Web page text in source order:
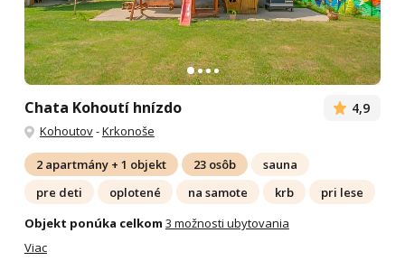
Chata Kohoutí hnízdo 4,9
Kohoutov-Krkonoše
2 apartmány + 1 objekt 23 osôb
sauna
pre deti
oplotené na samote krb
pri lese
Objekt ponúka celkom 3 možnosti ubytovania
Viac